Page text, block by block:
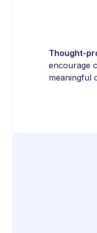
Thought-
encourage
meaningful